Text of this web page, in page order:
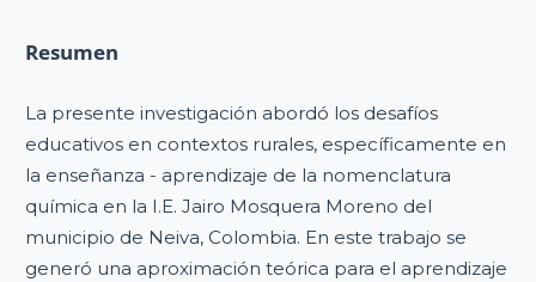
Resumen
La presente investigación abordó los desafíos
educativos en contextos rurales, específicamente en
la enseñanza - aprendizaje de la nomenclatura
química en la I.E. Jairo Mosquera Moreno del
municipio de Neiva, Colombia. En este trabajo se
generó una aproximación teórica para el aprendizaje